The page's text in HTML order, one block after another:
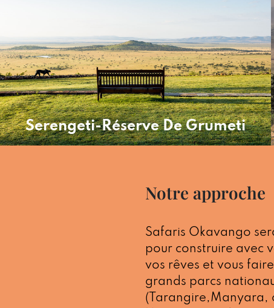
Serengeti-Réserve De Grumeti
Notre approche
Safaris Okavango
pour construire avec
vos rêves et vous
grands parcs
(Tarangire,Manyara,